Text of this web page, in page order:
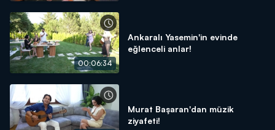
00:06:34
Ankaralı Yasemin'in evinde
eğlenceli anlar!
Murat Başaran'dan müzik
ziyafeti!